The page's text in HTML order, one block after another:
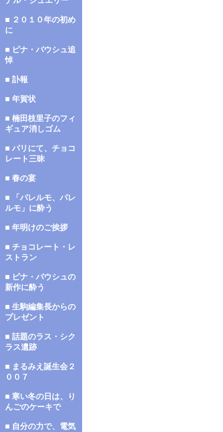
■ ２０１０年の初め
に
■ ピナ・バウシュ追
悼
■ 訃報
■ 年賀状
■ 楠田枝里子のフィ
ギュア消しゴム
■ パリにて、チョコ
レート三昧
■ 春の宴
■ 「パレルモ、パレ
ルモ」に酔う
■ 年明けのご挨拶
■ チョコレート・レ
ストラン
■ ピナ・バウシュの
新作に酔う
■ 生駒編集長からの
プレゼント
■ 話題のラス・シク
ラス遺跡
■ まるみえ誕生会２
００７
■ 寒い冬の日は、り
んごのケーキで
■ 自分の力で、電気